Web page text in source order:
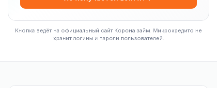
Кнопка ведёт на официальный сайт Корона займ. Микрокредито не
хранит логины и пароли пользователей.